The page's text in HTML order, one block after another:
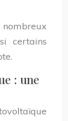
certains
: une